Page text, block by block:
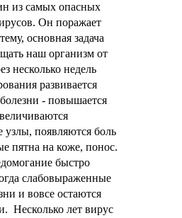
из самых опасных
Он поражает
основная задача
наш организм от
несколько недель
развивается
- повышается
узлы, появляются боль
пятна на коже, понос.
быстро
слабовыраженные
и вовсе остаются
Несколько лет вирус